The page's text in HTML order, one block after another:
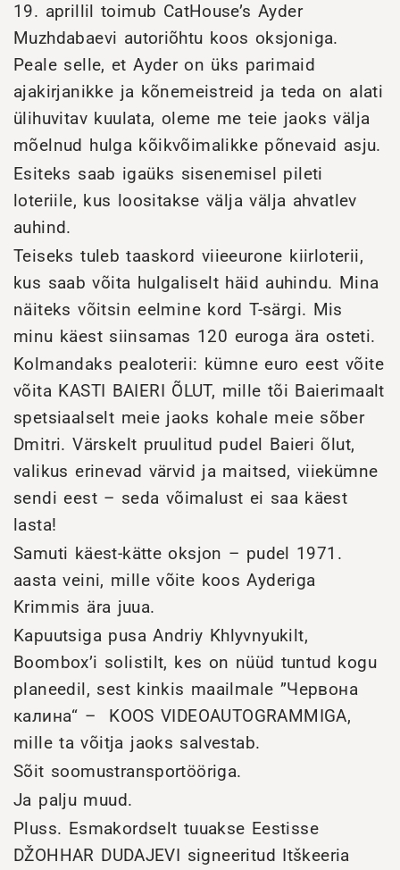
19. aprillil toimub CatHouse’s Ayder
Muzhdabaevi autoriõhtu koos oksjoniga.
Peale selle, et Ayder on üks parimaid
ajakirjanikke ja kõnemeistreid ja teda on alati
ülihuvitav kuulata, oleme me teie jaoks välja
mõelnud hulga kõikvõimalikke põnevaid asju.
Esiteks saab igaüks sisenemisel pileti
loteriile, kus loositakse välja välja ahvatlev
auhind.
Teiseks tuleb taaskord viieeurone kiirloterii,
kus saab võita hulgaliselt häid auhindu. Mina
näiteks võitsin eelmine kord T-särgi. Mis
minu käest siinsamas 120 euroga ära osteti.
Kolmandaks pealoterii: kümne euro eest võite
võita KASTI BAIERI ÕLUT, mille tõi Baierimaalt
spetsiaalselt meie jaoks kohale meie sõber
Dmitri. Värskelt pruulitud pudel Baieri õlut,
valikus erinevad värvid ja maitsed, viiekümne
sendi eest – seda võimalust ei saa käest
lasta!
Samuti käest-kätte oksjon – pudel 1971.
aasta veini, mille võite koos Ayderiga
Krimmis ära juua.
Kapuutsiga pusa Andriy Khlyvnyukilt,
Boombox’i solistilt, kes on nüüd tuntud kogu
planeedil, sest kinkis maailmale ”Червона
калина“ – KOOS VIDEOAUTOGRAMMIGA,
mille ta võitja jaoks salvestab.
Sõit soomustransportööriga.
Ja palju muud.
Pluss. Esmakordselt tuuakse Eestisse
DŽOHHAR DUDAJEVI signeeritud Itškeeria